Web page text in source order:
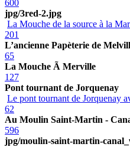
600
jpg/3red-2.jpg
La Mouche de la source à la
201
L’ancienne Papèterie de
65
La Mouche Ã Merville
127
Pont tournant de Jorquenay
Le pont tournant de Jorquenay
62
Au Moulin Saint-Martin -
596
jpg/moulin-saint-martin-